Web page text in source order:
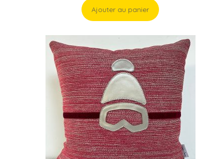
Ajouter au panier